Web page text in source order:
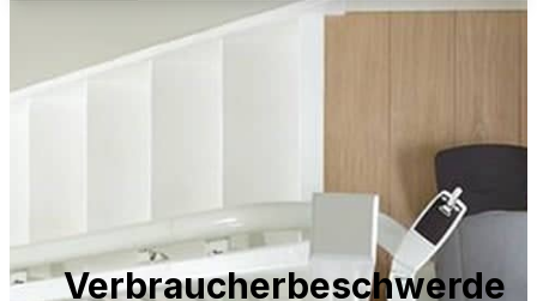
Verbraucherbeschwerde